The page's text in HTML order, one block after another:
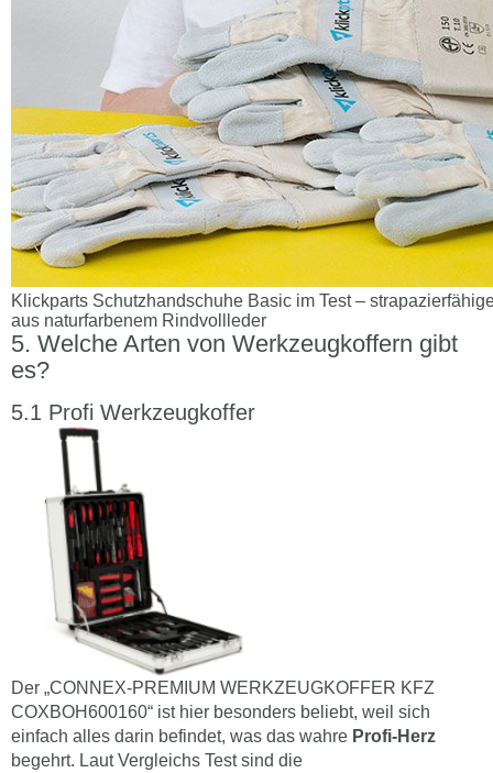
Klickparts Schutzhandschuhe Basic im Test –
aus naturfarbenem Rindvollleder
Welche Arten von Werkzeugkoffern gibt
es?
Profi Werkzeugkoffer
Der „CONNEX-PREMIUM WERKZEUGKOFFER KFZ
COXBOH600160“ ist hier besonders beliebt, weil sich
einfach alles darin befindet, was das wahre Profi-Herz
begehrt. Laut Vergleichs Test sind die